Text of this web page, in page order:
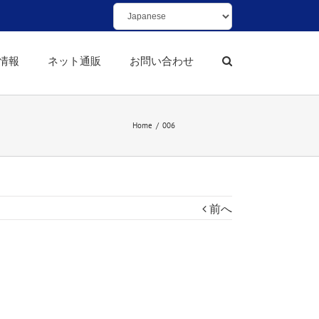
報 ネット通販 お問い合わせ
Home / 006
前へ